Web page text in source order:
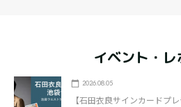
イベント・レ
2026.08.05
【石田衣良サインカードプ